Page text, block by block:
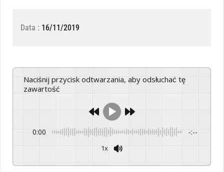
Data : 16/11/2019
Naciśnij przycisk odtwarzania, aby odsłuchać tę
zawartość
0:00 -:--
1x